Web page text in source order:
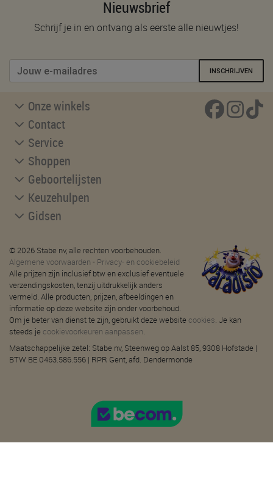
Nieuwsbrief
Schrijf je in en ontvang als eerste alle nieuwtjes!
INSCHRIJVEN
Onze winkels
Contact
Service
Shoppen
Geboortelijsten
Keuzehulpen
Gidsen
© 2026 Stabe nv, alle rechten voorbehouden.
Algemene voorwaarden - Privacy- en cookiebeleid
Alle prijzen zijn inclusief btw en exclusief eventuele
verzendingskosten, tenzij uitdrukkelijk anders
vermeld. Alle producten, prijzen, afbeeldingen en
informatie op deze website zijn onder voorbehoud.
Om je beter van dienst te zijn, gebruikt deze website cookies. Je kan
steeds je cookievoorkeuren aanpassen.
Maatschappelijke zetel: Stabe nv, Steenweg op Aalst 85, 9308 Hofstade |
BTW BE 0463.586.556 | RPR Gent, afd. Dendermonde